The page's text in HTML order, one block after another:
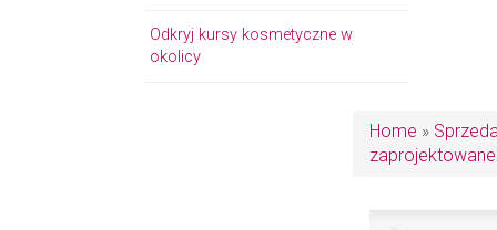
Odkryj kursy kosmetyczne w
okolicy
Home »